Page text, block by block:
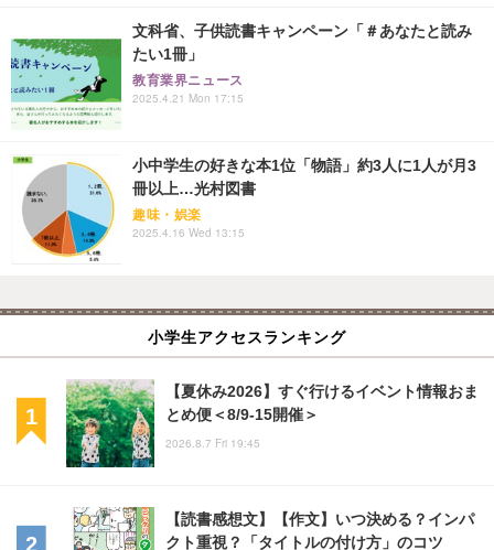
文科省、子供読書キャンペーン「＃あなたと読み
たい1冊」
教育業界ニュース
2025.4.21 Mon 17:15
小中学生の好きな本1位「物語」約3人に1人が月3
冊以上…光村図書
趣味・娯楽
2025.4.16 Wed 13:15
小学生アクセスランキング
【夏休み2026】すぐ行けるイベント情報おま
とめ便＜8/9-15開催＞
2026.8.7 Fri 19:45
【読書感想文】【作文】いつ決める？インパ
クト重視？「タイトルの付け方」のコツ